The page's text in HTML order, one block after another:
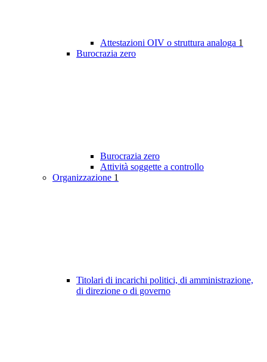
Attestazioni OIV o struttura analoga 1
Burocrazia zero
Burocrazia zero
Attività soggette a controllo
Organizzazione 1
Titolari di incarichi politici, di amministrazione,
di direzione o di governo